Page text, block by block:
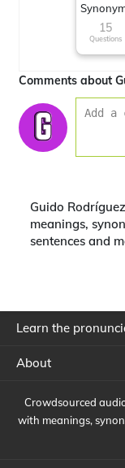
15
Questions
Comments about
Guido
meanings,
sentences and
Learn the
About
Crowdsourced
with meanings,